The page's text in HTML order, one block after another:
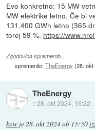
Evo konkretno: 15 MW
MW elektrike letno. Če bi
131.400 GWh letno (365
torej 59 %. https://
Zgodovina sprememb…
spremenilo:TheEnergy (28. okt
TheEnergy
::28. okt 2024, 16:22
kow je28. okt 2024 ob 15:50